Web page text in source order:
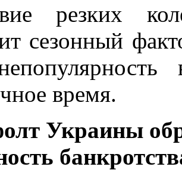
резких
сезонный
время.
Украины